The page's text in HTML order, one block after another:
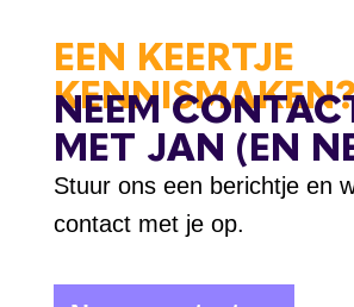
EEN KEERTJE
NEEM
MET JAN (EN
Stuur ons een berichtje en
contact met je op.